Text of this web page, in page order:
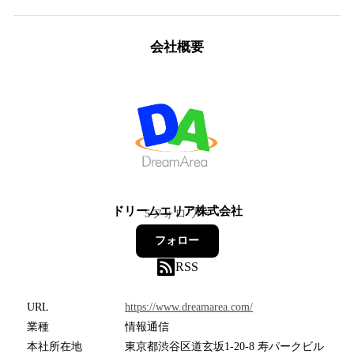
会社概要
ドリームエリア株式会社
5フォロワー
フォロー
RSS
URL
https://www.dreamarea.com/
業種
情報通信
本社所在地
東京都渋谷区道玄坂1-20-8 寿パークビル